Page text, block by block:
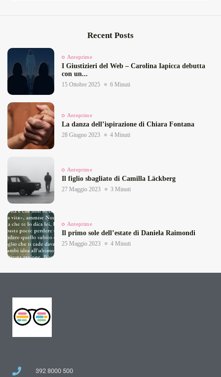
Recent Posts
Anteprime
I Giustizieri del Web – Carolina Iapicca debutta
con un...
15 Ottobre 2025 6 Minuti
Anteprime
La danza dell’ispirazione di Chiara Fontana
28 Giugno 2023 4 Minuti
Anteprime
Il figlio sbagliato di Camilla Läckberg
27 Maggio 2023 3 Minuti
Anteprime
Il primo sole dell’estate di Daniela Raimondi
25 Maggio 2023 4 Minuti
392 8000 500